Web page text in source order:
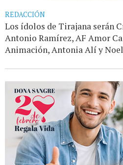
REDACCIÓN
Los ídolos de Tirajana serán
Antonio Ramírez, AF Amor
Animación, Antonia Alí y